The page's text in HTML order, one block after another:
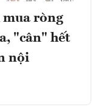
ròng
"cân" hết
nội